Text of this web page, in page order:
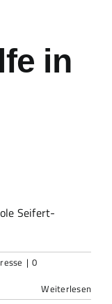
in
Seifert-
| 0
Weiterlesen